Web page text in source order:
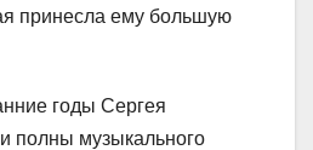
принесла ему большую
годы Сергея
полны музыкального